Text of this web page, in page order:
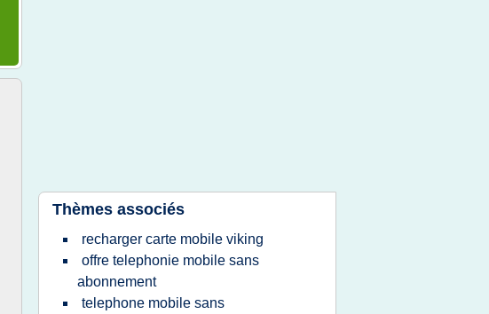
Thèmes associés
recharger carte mobile viking
offre telephonie mobile sans
abonnement
telephone mobile sans